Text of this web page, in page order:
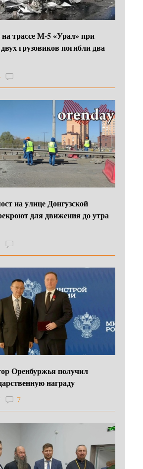
трассе М-5 «Урал» при
грузовиков погибли два
на улице Донгузской
для движения до утра
Оренбуржья получил
награду
7